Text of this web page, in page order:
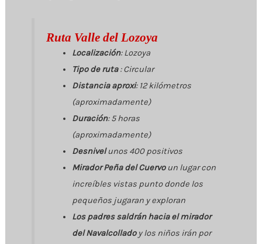
Ruta Valle del Lozoya
Localización: Lozoya
Tipo de ruta: Circular
Distancia aproxi: 12 kilómetros
(aproximadamente)
Duración: 5 horas
(aproximadamente)
Desnivelunos 400 positivos
Mirador Peña del Cuervoun lugar con
increíbles vistas punto donde los
pequeños jugaran y exploran
Los padres saldrán hacia el mirador
del Navalcolladoy los niños irán por